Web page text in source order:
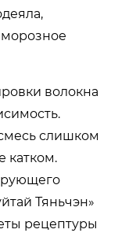
волокна
слишком
катком.
Тяньчэн»
рецептуры